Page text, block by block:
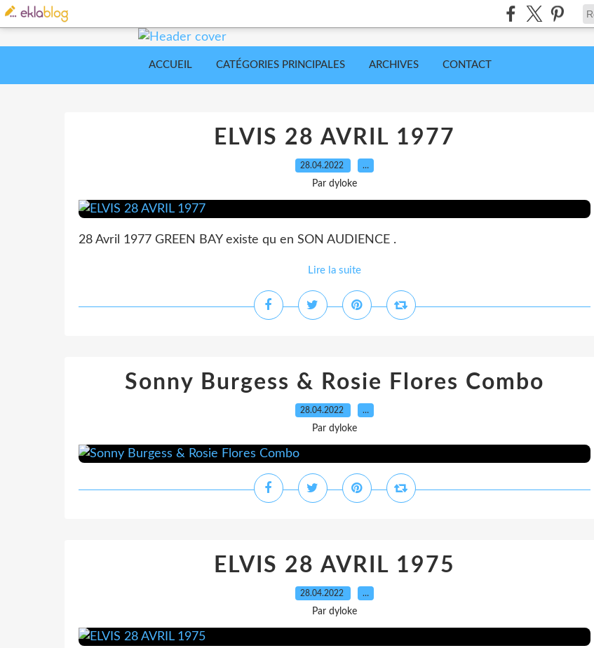
ACCUEIL CATÉGORIES PRINCIPALES ARCHIVES CONTACT
ELVIS 28 AVRIL 1977
28.04.2022 …
Par dyloke
28 Avril 1977 GREEN BAY existe qu en SON AUDIENCE .
Lire la suite
Sonny Burgess & Rosie Flores Combo
28.04.2022 …
Par dyloke
ELVIS 28 AVRIL 1975
28.04.2022 …
Par dyloke